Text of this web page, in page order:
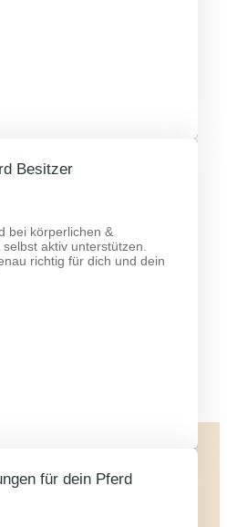
Besitzer
bei körperlichen &
aktiv unterstützen.
richtig für dich und dein
für dein Pferd